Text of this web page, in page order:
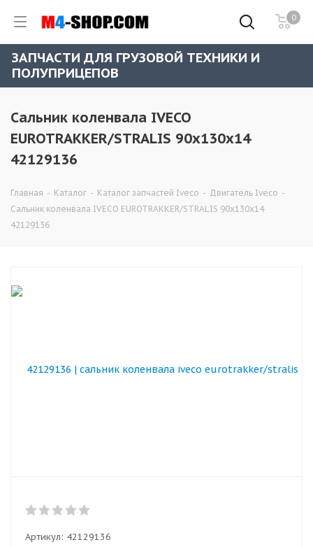
0
ЗАПЧАСТИ ДЛЯ ГРУЗОВОЙ ТЕХНИКИ И
ПОЛУПРИЦЕПОВ
Сальник коленвала IVECO
EUROTRAKKER/STRALIS 90x130x14
42129136
Главная - Каталог - Каталог запчастей Iveco - Двигатель Iveco -
Сальник коленвала IVECO EUROTRAKKER/STRALIS 90x130x14
42129136
Артикул: 42129136